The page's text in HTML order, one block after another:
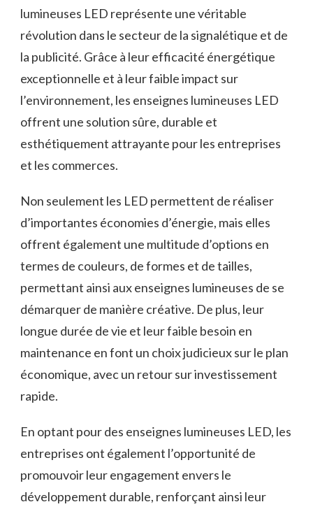
lumineuses LED représente une véritable
révolution dans le secteur de la signalétique et de
la‍ publicité. Grâce ‌à leur ⁣efficacité énergétique
exceptionnelle et‌ à leur faible impact sur
l’environnement, les enseignes lumineuses LED
offrent une solution⁢ sûre, durable et
esthétiquement attrayante ​pour les⁢ entreprises
et⁣ les commerces.
Non seulement⁣ les LED permettent de réaliser
d’importantes économies d’énergie, mais elles
offrent également une multitude d’options‍ en
termes de couleurs, de‌ formes et de tailles,
permettant ainsi ⁢aux enseignes lumineuses de se
démarquer de ‍manière créative. De⁢ plus, leur
longue durée de ‍vie et leur⁤ faible besoin en
maintenance en font un choix judicieux sur ⁢le plan
économique, avec⁤ un retour sur investissement
‌rapide.
En optant pour des enseignes lumineuses LED,‍ les
entreprises ont également l’opportunité de
promouvoir leur engagement envers ‌le
développement‍ durable, renforçant ⁤ainsi leur